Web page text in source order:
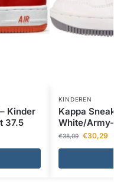
Kinder
37.5
KINDEREN
Kappa
White/
€38,09 €30,29